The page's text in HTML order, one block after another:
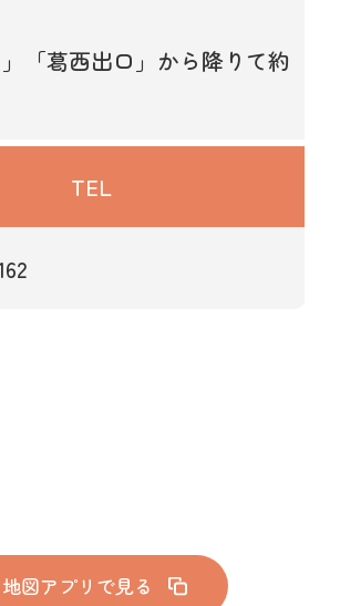
」「葛西出口」から降りて約
TEL
地図アプリで見る